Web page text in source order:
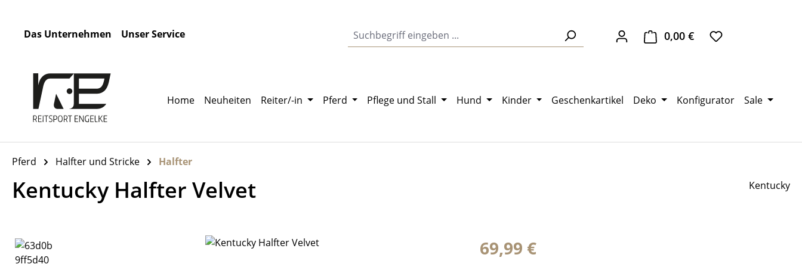
Das Unternehmen
Unser Service 0,00 €Warenkorb enthält 0
Home Neuheiten Reiter/-in Pferd Pflege und Stall Hund Kinder Geschenkartikel Deko Konfigurator Sale
Pferd Halfter und Stricke Halfter
Kentucky Halfter Velvet Kentucky
Bildergalerie überspringen Regulärer Preis:
69,99 €